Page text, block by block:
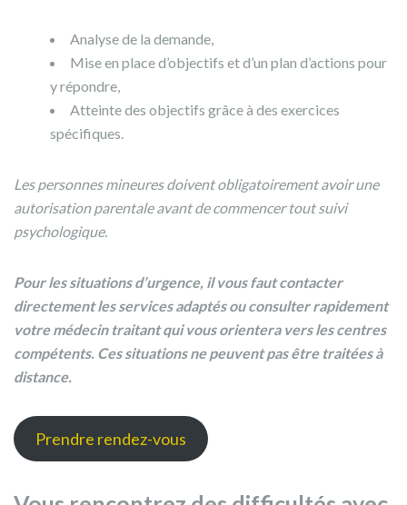
Analyse de la demande,
Mise en place d’objectifs et d’un plan d’actions pour
y répondre,
Atteinte des objectifs grâce à des exercices
spécifiques.
Les personnes mineures doivent obligatoirement avoir une
autorisation parentale avant de commencer tout suivi
psychologique.
Pour les situations d’urgence, il vous faut contacter
directement les services adaptés ou consulter rapidement
votre médecin traitant qui vous orientera vers les centres
compétents. Ces situations ne peuvent pas être traitées à
distance.
Prendre rendez-vous